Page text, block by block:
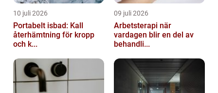
10 juli 2026
Portabelt isbad: Kall
återhämtning för kropp
och k...
09 juli 2026
Arbetsterapi när
vardagen blir en del av
behandli...